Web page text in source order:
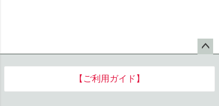
へ
【ご利用ガイド】